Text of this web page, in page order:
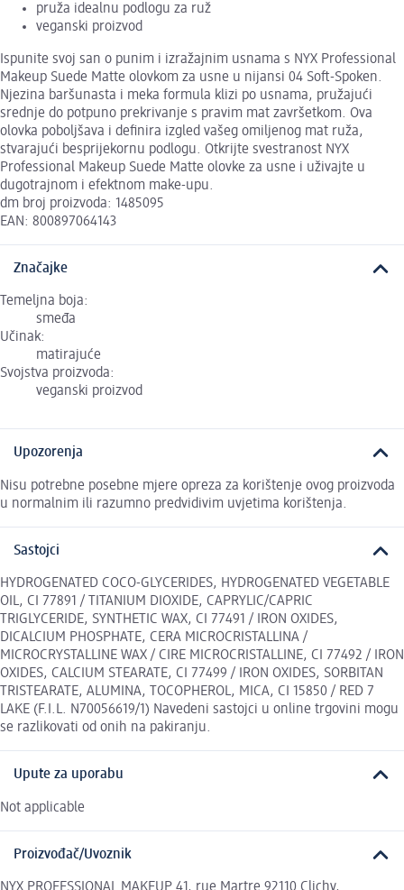
pruža idealnu podlogu za ruž
veganski proizvod
Ispunite svoj san o punim i izražajnim usnama s NYX Professional
Makeup Suede Matte olovkom za usne u nijansi 04 Soft-Spoken.
Njezina baršunasta i meka formula klizi po usnama, pružajući
srednje do potpuno prekrivanje s pravim mat završetkom. Ova
olovka poboljšava i definira izgled vašeg omiljenog mat ruža,
stvarajući besprijekornu podlogu. Otkrijte svestranost NYX
Professional Makeup Suede Matte olovke za usne i uživajte u
dugotrajnom i efektnom make-upu.
dm broj proizvoda: 1485095
EAN: 800897064143
Značajke
Temeljna boja:
smeđa
Učinak:
matirajuće
Svojstva proizvoda:
veganski proizvod
Upozorenja
Nisu potrebne posebne mjere opreza za korištenje ovog proizvoda
u normalnim ili razumno predvidivim uvjetima korištenja.
Sastojci
HYDROGENATED COCO-GLYCERIDES, HYDROGENATED VEGETABLE
OIL, CI 77891 / TITANIUM DIOXIDE, CAPRYLIC/CAPRIC
TRIGLYCERIDE, SYNTHETIC WAX, CI 77491 / IRON OXIDES,
DICALCIUM PHOSPHATE, CERA MICROCRISTALLINA /
MICROCRYSTALLINE WAX / CIRE MICROCRISTALLINE, CI 77492 / IRON
OXIDES, CALCIUM STEARATE, CI 77499 / IRON OXIDES, SORBITAN
TRISTEARATE, ALUMINA, TOCOPHEROL, MICA, CI 15850 / RED 7
LAKE (F.I.L. N70056619/1) Navedeni sastojci u online trgovini mogu
se razlikovati od onih na pakiranju.
Upute za uporabu
Not applicable
Proizvođač/Uvoznik